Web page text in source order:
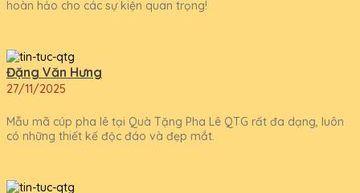
hoàn hảo cho các sự kiện quan trọng!
Đặng Văn Hưng
27/11/2025
Mẫu mã cúp pha lê tại Quà Tặng Pha Lê QTG rất đa dạng, luôn
có những thiết kế độc đáo và đẹp mắt.